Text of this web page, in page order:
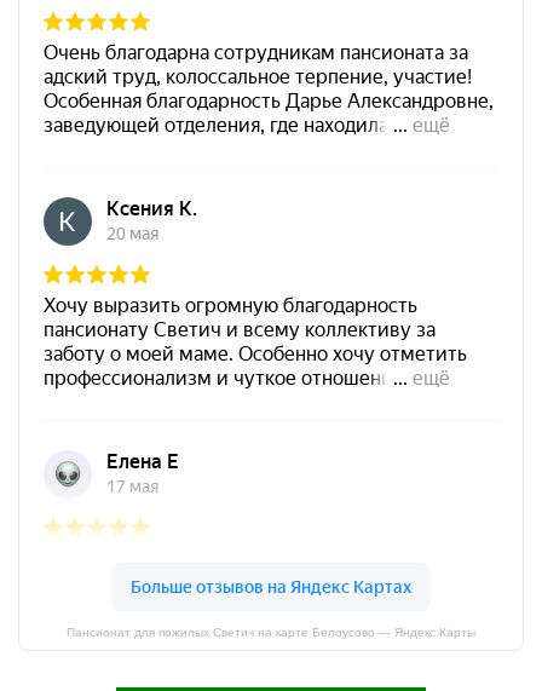
Пансионат для пожилых Светич на карте Белоусово — Яндекс.Карты